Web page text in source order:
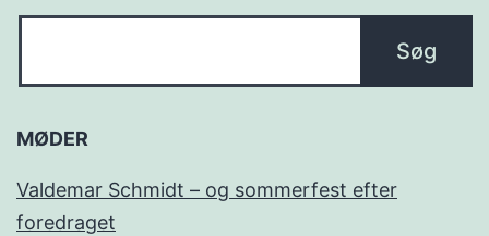
MØDER
Valdemar Schmidt – og sommerfest efter
foredraget